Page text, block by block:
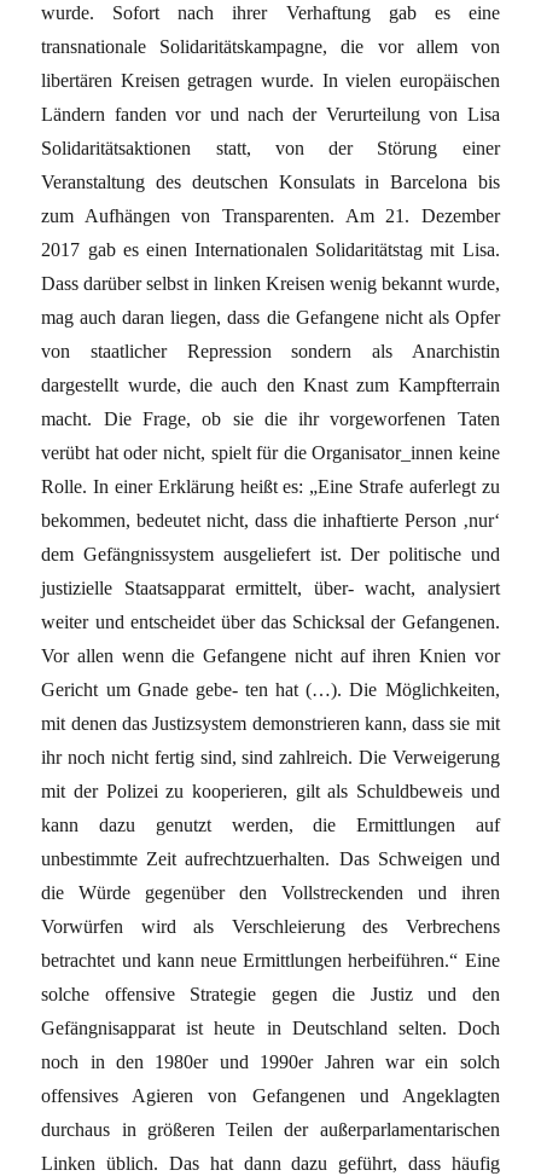
wurde. Sofort nach ihrer Verhaftung gab es eine
transnationale Solidaritätskampagne, die vor allem von
libertären Kreisen getragen wurde. In vielen europäischen
Ländern fanden vor und nach der Verurteilung von Lisa
Solidaritätsaktionen statt, von der Störung einer
Veranstaltung des deutschen Konsulats in Barcelona bis
zum Aufhängen von Transparenten. Am 21. Dezember
2017 gab es einen Internationalen Solidaritätstag mit Lisa.
Dass darüber selbst in linken Kreisen wenig bekannt wurde,
mag auch daran liegen, dass die Gefangene nicht als Opfer
von staatlicher Repression sondern als Anarchistin
dargestellt wurde, die auch den Knast zum Kampfterrain
macht. Die Frage, ob sie die ihr vorgeworfenen Taten
verübt hat oder nicht, spielt für die Organisator_innen keine
Rolle. In einer Erklärung heißt es: „Eine Strafe auferlegt zu
bekommen, bedeutet nicht, dass die inhaftierte Person ‚nur‘
dem Gefängnissystem ausgeliefert ist. Der politische und
justizielle Staatsapparat ermittelt, über- wacht, analysiert
weiter und entscheidet über das Schicksal der Gefangenen.
Vor allen wenn die Gefangene nicht auf ihren Knien vor
Gericht um Gnade gebe- ten hat (…). Die Möglichkeiten,
mit denen das Justizsystem demonstrieren kann, dass sie mit
ihr noch nicht fertig sind, sind zahlreich. Die Verweigerung
mit der Polizei zu kooperieren, gilt als Schuldbeweis und
kann dazu genutzt werden, die Ermittlungen auf
unbestimmte Zeit aufrechtzuerhalten. Das Schweigen und
die Würde gegenüber den Vollstreckenden und ihren
Vorwürfen wird als Verschleierung des Verbrechens
betrachtet und kann neue Ermittlungen herbeiführen.“ Eine
solche offensive Strategie gegen die Justiz und den
Gefängnisapparat ist heute in Deutschland selten. Doch
noch in den 1980er und 1990er Jahren war ein solch
offensives Agieren von Gefangenen und Angeklagten
durchaus in größeren Teilen der außerparlamentarischen
Linken üblich. Das hat dann dazu geführt, dass häufig